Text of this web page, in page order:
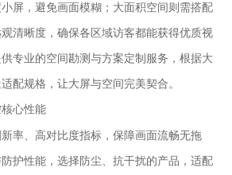
屏，避免画面模糊；大面积空间则需搭配
清晰度，确保各区域访客都能获得优质视
专业的空间勘测与方案定制服务，根据大
配规格，让大屏与空间完美契合。
心性能
率、高对比度指标，保障画面流畅无拖
护性能，选择防尘、抗干扰的产品，适配